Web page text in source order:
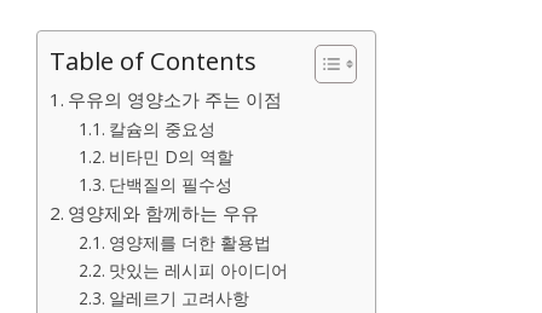
Table of Contents
우유의 영양소가 주는 이점
칼슘의 중요성
비타민 D의 역할
단백질의 필수성
영양제와 함께하는 우유
영양제를 더한 활용법
맛있는 레시피 아이디어
알레르기 고려사항